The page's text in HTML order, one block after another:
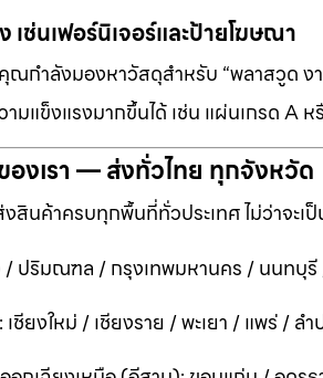
เช่นเฟอร์นิเจอร์และป้ายโฆษณา
กำลังมองหาวัสดุสำหรับ “พลาสวูด ง
ามแข็งแรงมากขึ้นได้ เช่น แผ่นเกรด A
งเรา — ส่งทั่วไทย ทุกจังหวัด
สินค้าครบทุกพื้นที่ทั่วประเทศ ไม่ว่าจะเป็
/ ปริมณฑล / กรุงเทพมหานคร / นนทบุ
เชียงใหม่ / เชียงราย / พะเยา / แพร่ / ล